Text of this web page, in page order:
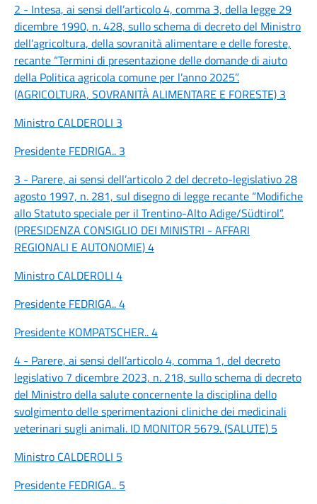
2 - Intesa, ai sensi dell’articolo 4, comma 3, della legge 29
dicembre 1990, n. 428, sullo schema di decreto del Ministro
dell’agricoltura, della sovranità alimentare e delle foreste,
recante “Termini di presentazione delle domande di aiuto
della Politica agricola comune per l’anno 2025”.
(AGRICOLTURA, SOVRANITÀ ALIMENTARE E FORESTE) 3
Ministro CALDEROLI 3
Presidente FEDRIGA.. 3
3 - Parere, ai sensi dell’articolo 2 del decreto-legislativo 28
agosto 1997, n. 281, sul disegno di legge recante “Modifiche
allo Statuto speciale per il Trentino-Alto Adige/Südtirol”.
(PRESIDENZA CONSIGLIO DEI MINISTRI - AFFARI
REGIONALI E AUTONOMIE) 4
Ministro CALDEROLI 4
Presidente FEDRIGA.. 4
Presidente KOMPATSCHER.. 4
4 - Parere, ai sensi dell’articolo 4, comma 1, del decreto
legislativo 7 dicembre 2023, n. 218, sullo schema di decreto
del Ministro della salute concernente la disciplina dello
svolgimento delle sperimentazioni cliniche dei medicinali
veterinari sugli animali. ID MONITOR 5679. (SALUTE) 5
Ministro CALDEROLI 5
Presidente FEDRIGA.. 5